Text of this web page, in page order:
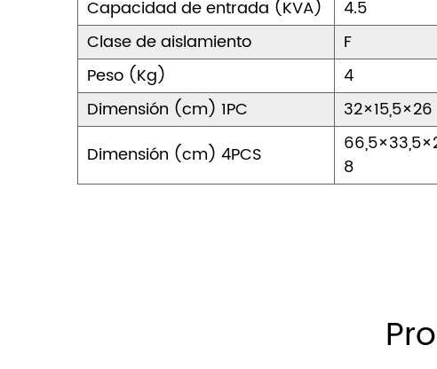
Capacidad de entrada (KVA)
4.5
Clase de aislamiento
F
Peso (Kg)
4
Dimensión (cm) 1PC
32×15,5×26
Dimensión (cm) 4PCS
8